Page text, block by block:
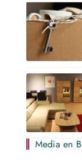
Media en